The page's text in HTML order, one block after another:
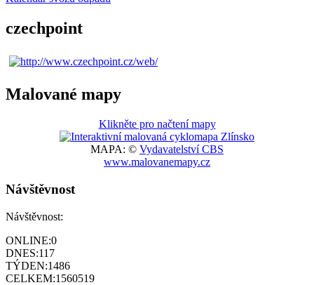
czechpoint
Malované mapy
Klikněte pro načtení mapy
MAPA: © Vydavatelství CBS
www.malovanemapy.cz
Návštěvnost
Návštěvnost:
ONLINE:0
DNES:117
TÝDEN:1486
CELKEM:1560519